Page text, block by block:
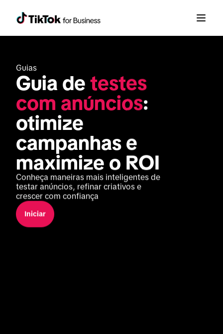
Guias
Guia de testes
com anúncios:
otimize
campanhas e
maximize o ROI
Conheça maneiras mais inteligentes de
testar anúncios, refinar criativos e
crescer com confiança
Iniciar